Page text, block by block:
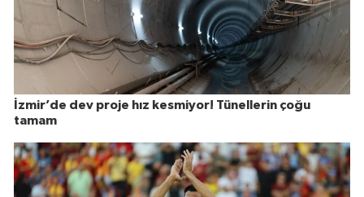
İzmir’de dev proje hız kesmiyor! Tünellerin çoğu
tamam